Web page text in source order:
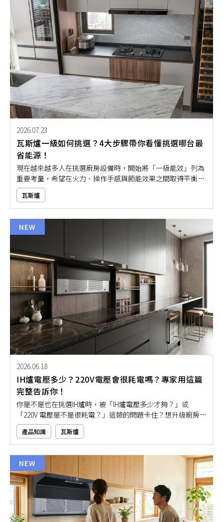
2026.07.23
瓦斯爐一級如何挑選？4大步驟帶你看懂挑選哪台最
省能源！
現在越來越多人在挑選廚房設備時，開始將「一級能效」列為
重要考量，希望在火力、操作手感與節能效果之間取得平衡。
然而市面上符合一級能效的瓦斯爐款式繁多，光憑標章真的就
夠了嗎？事實上，火力大小、安全設計、爐面材質，乃至日常
清潔的便利性，都會直接影響使用體驗。本文將帶大家掌握挑
選一級能效瓦斯爐的正確方法，幫助你找到最適合自己廚房的
理想選擇！
瓦斯爐
NEW
2026.06.18
IH爐電壓多少？220V電壓會很耗電嗎？專家用這篇
完整告訴你！
你是不是也在挑選IH爐時，被「IH爐電壓多少才夠？」或
「220V 電壓是不是很耗電？」這類的問題卡住？想升級廚房設
備，卻又怕家裡電路不夠、用到一半跳電，或不小心選到太耗
電的款式。其實，IH爐電壓該怎麼選，重點在於你的使用烹飪
需求與家中電路配置。就讓本文用簡單又好懂的方式帶大家一
起搞懂IH爐電壓規格，讓你安心選購不盲猜！
產品知識 瓦斯爐
NEW